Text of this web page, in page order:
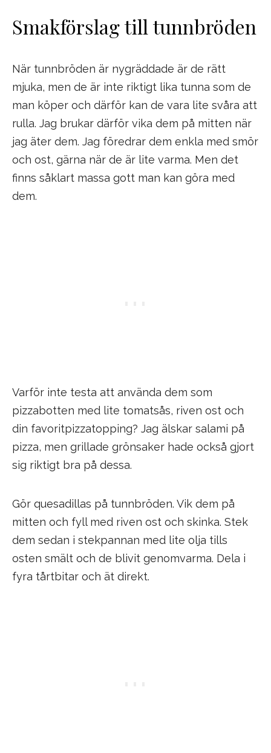
Smakförslag till tunnbröden
När tunnbröden är nygräddade är de rätt
mjuka, men de är inte riktigt lika tunna som de
man köper och därför kan de vara lite svåra att
rulla. Jag brukar därför vika dem på mitten när
jag äter dem. Jag föredrar dem enkla med smör
och ost, gärna när de är lite varma. Men det
finns såklart massa gott man kan göra med
dem.
Varför inte testa att använda dem som
pizzabotten med lite tomatsås, riven ost och
din favoritpizzatopping? Jag älskar salami på
pizza, men grillade grönsaker hade också gjort
sig riktigt bra på dessa.
Gör quesadillas på tunnbröden. Vik dem på
mitten och fyll med riven ost och skinka. Stek
dem sedan i stekpannan med lite olja tills
osten smält och de blivit genomvarma. Dela i
fyra tårtbitar och ät direkt.